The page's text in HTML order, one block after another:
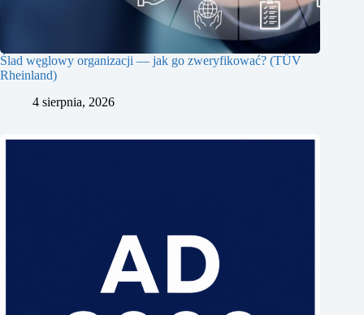
Ślad węglowy organizacji — jak go zweryfikować? (TÜV
Rheinland)
4 sierpnia, 2026